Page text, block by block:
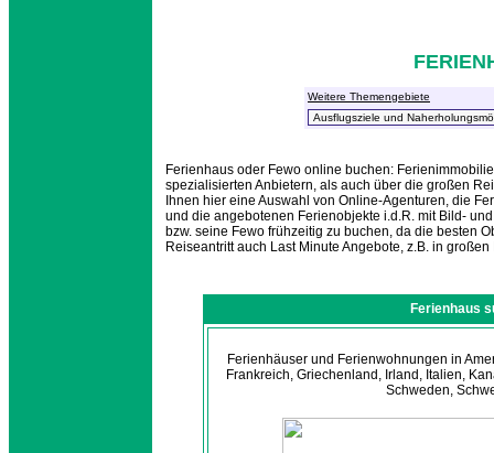
Weitere Themengebiete
Ferienhaus oder Fewo online buchen:
spezialisierten Anbietern, als auch über die großen
Ihnen hier eine Auswahl von Online-Agenturen, die
und die angebotenen Ferienobjekte i.d.R. mit Bild-
bzw. seine Fewo frühzeitig zu buchen, da die besten
Reiseantritt auch Last Minute Angebote, z.B. in
Ferienhaus
Ferienhäuser und Ferienwohnungen in
Frankreich, Griechenland, Irland, Italien,
Schweden,